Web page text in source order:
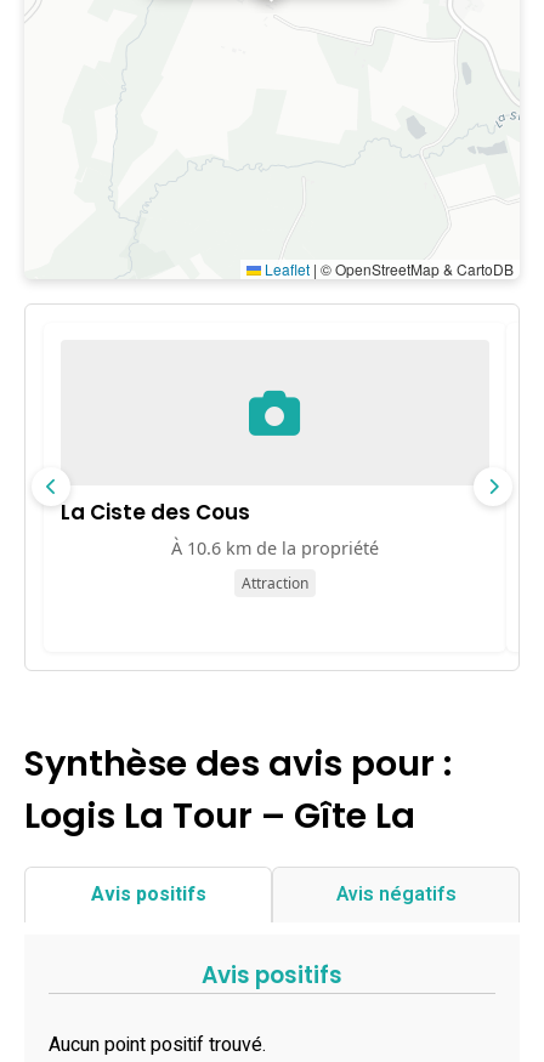
Leaflet | © OpenStreetMap & CartoDB
La Ciste des Cous
À 10.6 km de la propriété
Attraction
Synthèse des avis pour :
Logis La Tour – Gîte La
Avis positifs Avis négatifs
Avis positifs
Aucun point positif trouvé.